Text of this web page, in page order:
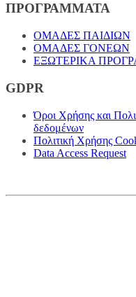
ΠΡΟΓΡΑΜΜΑΤΑ
ΟΜΑΔΕΣ ΠΑΙΔΙΩΝ
ΟΜΑΔΕΣ ΓΟΝΕΩΝ
ΕΞΩΤΕΡΙΚΑ
GDPR
Όροι Χρήσης και
δεδομένων
Πολιτική Χρήσης
Data Access Request